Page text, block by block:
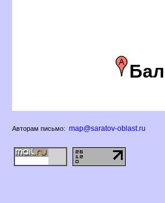
Авторам письмо: map@saratov-oblast.ru